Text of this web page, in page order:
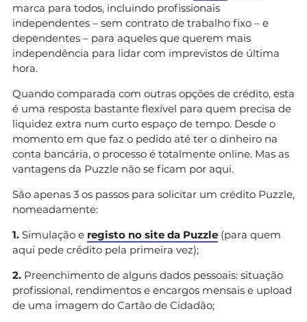
marca para todos, incluindo profissionais
independentes – sem contrato de trabalho fixo – e
dependentes – para aqueles que querem mais
independência para lidar com imprevistos de última
hora.
Quando comparada com outras opções de crédito, esta
é uma resposta bastante flexível para quem precisa de
liquidez extra num curto espaço de tempo. Desde o
momento em que faz o pedido até ter o dinheiro na
conta bancária, o processo é totalmente online. Mas as
vantagens da Puzzle não se ficam por aqui.
São apenas 3 os passos para solicitar um crédito Puzzle,
nomeadamente:
1. Simulação e registo no site da Puzzle (para quem
aqui pede crédito pela primeira vez);
2. Preenchimento de alguns dados pessoais: situação
profissional, rendimentos e encargos mensais e upload
de uma imagem do Cartão de Cidadão;